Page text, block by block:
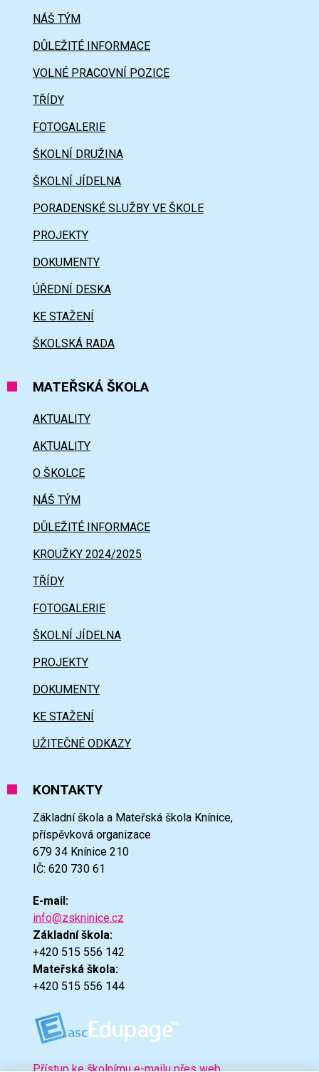
NÁŠ TÝM
DŮLEŽITÉ INFORMACE
VOLNÉ PRACOVNÍ POZICE
TŘÍDY
FOTOGALERIE
ŠKOLNÍ DRUŽINA
ŠKOLNÍ JÍDELNA
PORADENSKÉ SLUŽBY VE ŠKOLE
PROJEKTY
DOKUMENTY
ÚŘEDNÍ DESKA
KE STAŽENÍ
ŠKOLSKÁ RADA
MATEŘSKÁ ŠKOLA
AKTUALITY
AKTUALITY
O ŠKOLCE
NÁŠ TÝM
DŮLEŽITÉ INFORMACE
KROUŽKY 2024/2025
TŘÍDY
FOTOGALERIE
ŠKOLNÍ JÍDELNA
PROJEKTY
DOKUMENTY
KE STAŽENÍ
UŽITEČNÉ ODKAZY
KONTAKTY
Základní škola a Mateřská škola Knínice,
příspěvková organizace
679 34 Knínice 210
IČ: 620 730 61
E-mail:
info@zskninice.cz
Základní škola:
+420 515 556 142
Mateřská škola:
+420 515 556 144
Přístup ke školnímu e-mailu přes web.